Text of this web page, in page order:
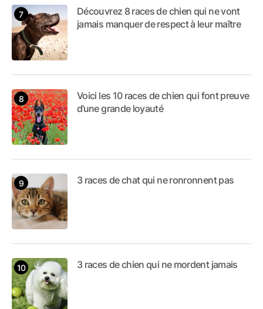
Découvrez 8 races de chien qui ne vont
jamais manquer de respect à leur maître
Voici les 10 races de chien qui font preuve
d’une grande loyauté
3 races de chat qui ne ronronnent pas
3 races de chien qui ne mordent jamais